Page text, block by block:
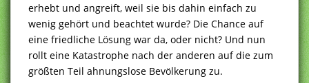
erhebt und angreift, weil sie bis dahin einfach zu
wenig gehört und beachtet wurde? Die Chance auf
eine friedliche Lösung war da, oder nicht? Und nun
rollt eine Katastrophe nach der anderen auf die zum
größten Teil ahnungslose Bevölkerung zu.